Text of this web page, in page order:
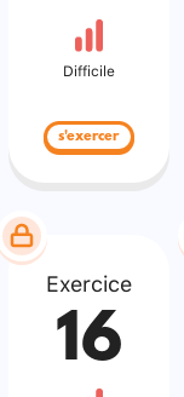
Difficile
s'exercer
Exercice
16